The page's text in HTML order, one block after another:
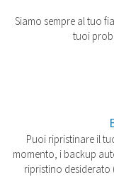
Siamo sempre al tuo
tuoi
Puoi ripristinare il
momento, i backup
ripristino desiderato